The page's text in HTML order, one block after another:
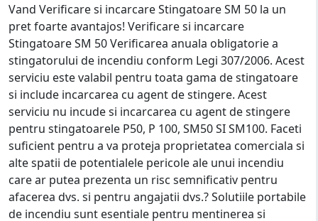
Vand Verificare si incarcare Stingatoare SM 50 la un
pret foarte avantajos! Verificare si incarcare
Stingatoare SM 50 Verificarea anuala obligatorie a
stingatorului de incendiu conform Legi 307/2006. Acest
serviciu este valabil pentru toata gama de stingatoare
si include incarcarea cu agent de stingere. Acest
serviciu nu incude si incarcarea cu agent de stingere
pentru stingatoarele P50, P 100, SM50 SI SM100. Faceti
suficient pentru a va proteja proprietatea comerciala si
alte spatii de potentialele pericole ale unui incendiu
care ar putea prezenta un risc semnificativ pentru
afacerea dvs. si pentru angajatii dvs.? Solutiile portabile
de incendiu sunt esentiale pentru mentinerea si